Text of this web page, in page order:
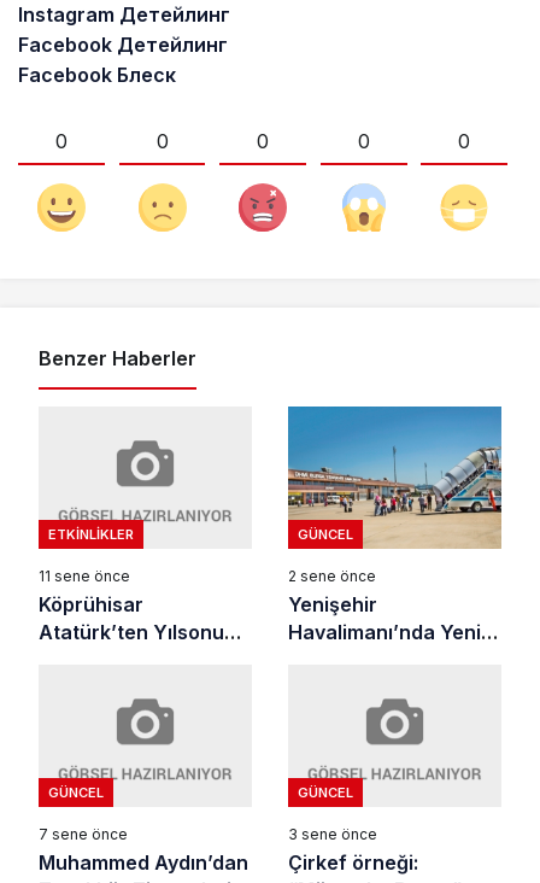
Instagram Детейлинг
Facebook Детейлинг
Facebook Блеск
0 0 0 0 0
Benzer Haberler
ETKINLIKLER
11 sene önce
Köprühisar
Atatürk’ten Yılsonu
GÜNCEL
2 sene önce
Yenişehir
Havalimanı’nda Yeni
GÜNCEL
7 sene önce
Muhammed Aydın’dan
GÜNCEL
3 sene önce
Çirkef örneği: